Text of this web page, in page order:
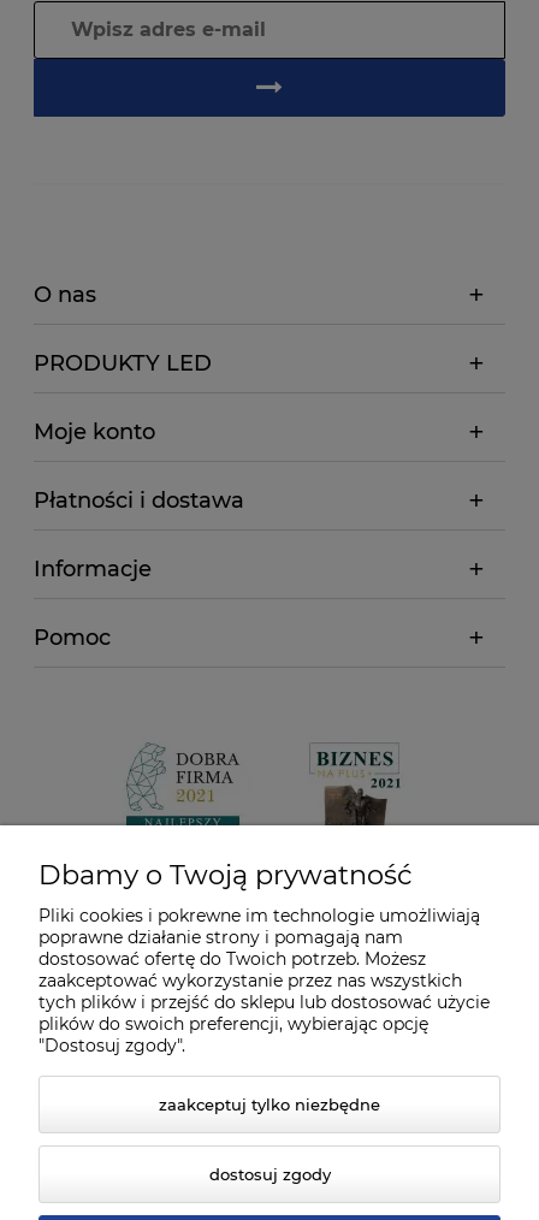
O nas
PRODUKTY LED
Moje konto
Płatności i dostawa
Informacje
Pomoc
Dbamy o Twoją prywatność
Pliki cookies i pokrewne im technologie umożliwiają
poprawne działanie strony i pomagają nam
dostosować ofertę do Twoich potrzeb. Możesz
zaakceptować wykorzystanie przez nas wszystkich
tych plików i przejść do sklepu lub dostosować użycie
plików do swoich preferencji, wybierając opcję
"Dostosuj zgody".
zaakceptuj tylko niezbędne
dostosuj zgody